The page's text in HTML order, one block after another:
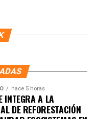
hace 5 horas
INTEGRA A LA
DE REFORESTACIÓN